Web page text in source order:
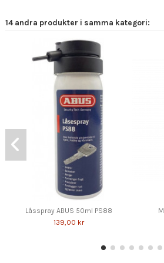
14 andra produkter i samma kategori:
Låsspray ABUS 50ml PS88
139,00 kr